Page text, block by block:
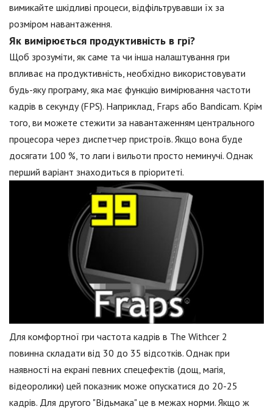
вимикайте шкідливі процеси, відфільтрувавши їх за
розміром навантаження.
Як вимірюється продуктивність в грі?
Щоб зрозуміти, як саме та чи інша налаштування гри
впливає на продуктивність, необхідно використовувати
будь-яку програму, яка має функцію вимірювання частоти
кадрів в секунду (FPS). Наприклад, Fraps або Bandicam. Крім
того, ви можете стежити за навантаженням центрального
процесора через диспетчер пристроїв. Якщо вона буде
досягати 100 %, то лаги і вильоти просто неминучі. Однак
перший варіант знаходиться в пріоритеті.
Для комфортної гри частота кадрів в The Withcer 2
повинна складати від 30 до 35 відсотків. Однак при
наявності на екрані певних спецефектів (дощ, магія,
відеоролики) цей показник може опускатися до 20-25
кадрів. Для другого "Відьмака" це в межах норми. Якщо ж